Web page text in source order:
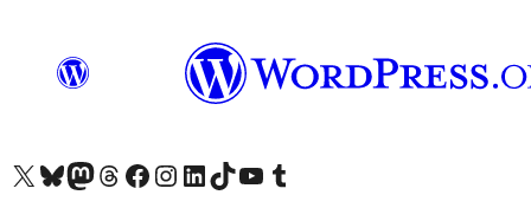
Visit our X (formerly Twitter) account
Visit our Bluesky account
Visit our Mastodon account
Visit our Threads account
Visita nuestra página de Facebook
Visita nuestra cuenta de Instagram
Visita nuestra cuenta de LinkedIn
Visit our TikTok account
Visita nuestro canal de YouTube
Visit our Tumblr account